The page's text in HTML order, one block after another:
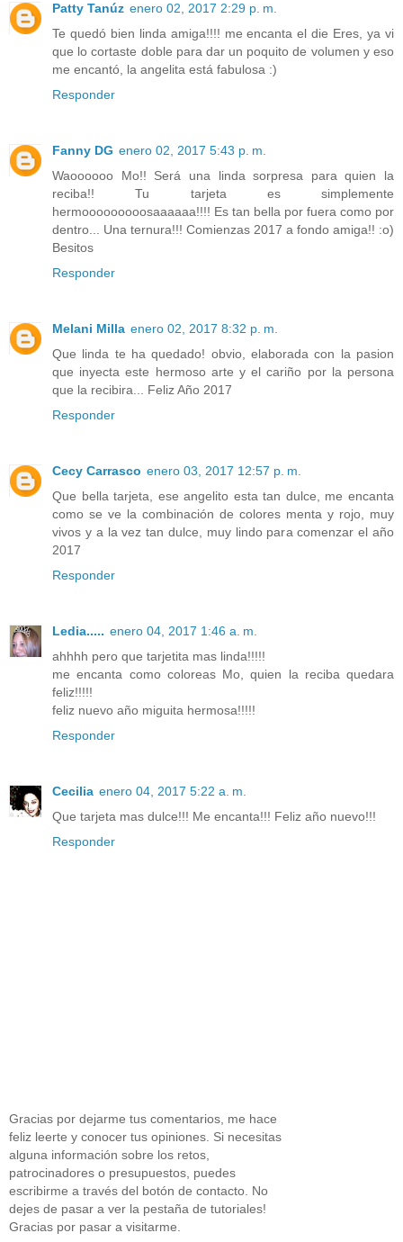
Patty Tanúz enero 02, 2017 2:29 p. m.
Te quedó bien linda amiga!!!! me encanta el die Eres, ya vi
que lo cortaste doble para dar un poquito de volumen y eso
me encantó, la angelita está fabulosa :)
Responder
Fanny DG enero 02, 2017 5:43 p. m.
Waoooooo Mo!! Será una linda sorpresa para quien la
reciba!! Tu tarjeta es simplemente
hermooooooooosaaaaaa!!!! Es tan bella por fuera como por
dentro... Una ternura!!! Comienzas 2017 a fondo amiga!! :o)
Besitos
Responder
Melani Milla enero 02, 2017 8:32 p. m.
Que linda te ha quedado! obvio, elaborada con la pasion
que inyecta este hermoso arte y el cariño por la persona
que la recibira... Feliz Año 2017
Responder
Cecy Carrasco enero 03, 2017 12:57 p. m.
Que bella tarjeta, ese angelito esta tan dulce, me encanta
como se ve la combinación de colores menta y rojo, muy
vivos y a la vez tan dulce, muy lindo para comenzar el año
2017
Responder
Ledia..... enero 04, 2017 1:46 a. m.
ahhhh pero que tarjetita mas linda!!!!!
me encanta como coloreas Mo, quien la reciba quedara
feliz!!!!!
feliz nuevo año miguita hermosa!!!!!
Responder
Cecilia enero 04, 2017 5:22 a. m.
Que tarjeta mas dulce!!! Me encanta!!! Feliz año nuevo!!!
Responder
Gracias por dejarme tus comentarios, me hace
feliz leerte y conocer tus opiniones. Si necesitas
alguna información sobre los retos,
patrocinadores o presupuestos, puedes
escribirme a través del botón de contacto. No
dejes de pasar a ver la pestaña de tutoriales!
Gracias por pasar a visitarme.